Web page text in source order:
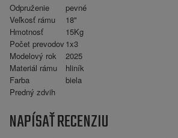
Odpruženie
pevné
Veľkosť rámu
18"
Hmotnosť
15Kg
Počet prevodov 1x3
Modelový rok
2025
Materiál rámu
hliník
Farba
biela
Predný zdvih
NAPÍSAŤ RECENZIU